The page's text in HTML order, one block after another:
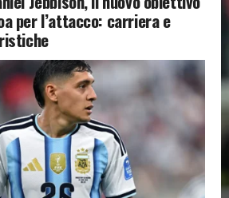
per l’attacco: carriera e